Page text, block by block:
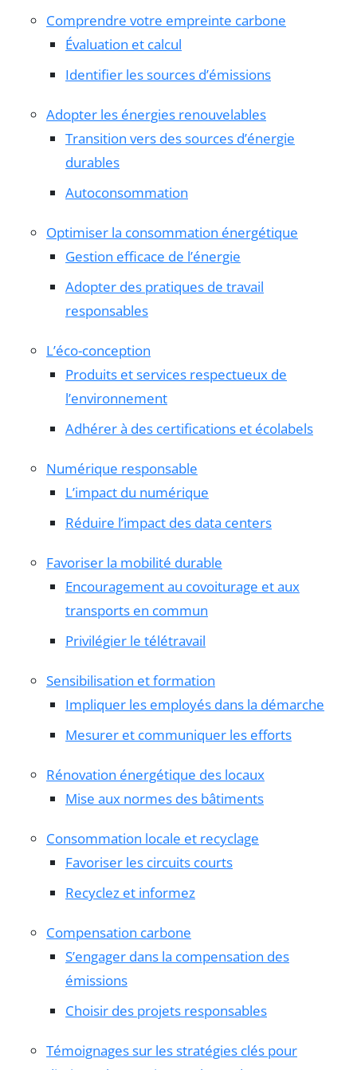
Comprendre votre empreinte carbone
Évaluation et calcul
Identifier les sources d’émissions
Adopter les énergies renouvelables
Transition vers des sources d’énergie
durables
Autoconsommation
Optimiser la consommation énergétique
Gestion efficace de l’énergie
Adopter des pratiques de travail
responsables
L’éco-conception
Produits et services respectueux de
l’environnement
Adhérer à des certifications et écolabels
Numérique responsable
L’impact du numérique
Réduire l’impact des data centers
Favoriser la mobilité durable
Encouragement au covoiturage et aux
transports en commun
Privilégier le télétravail
Sensibilisation et formation
Impliquer les employés dans la démarche
Mesurer et communiquer les efforts
Rénovation énergétique des locaux
Mise aux normes des bâtiments
Consommation locale et recyclage
Favoriser les circuits courts
Recyclez et informez
Compensation carbone
S’engager dans la compensation des
émissions
Choisir des projets responsables
Témoignages sur les stratégies clés pour